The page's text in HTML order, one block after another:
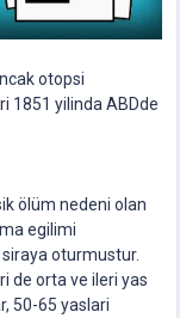
otopsi
1851 yilinda ABDde
ölüm nedeni olan
egilimi
oturmustur.
de orta ve ileri yas
50-65 yaslari